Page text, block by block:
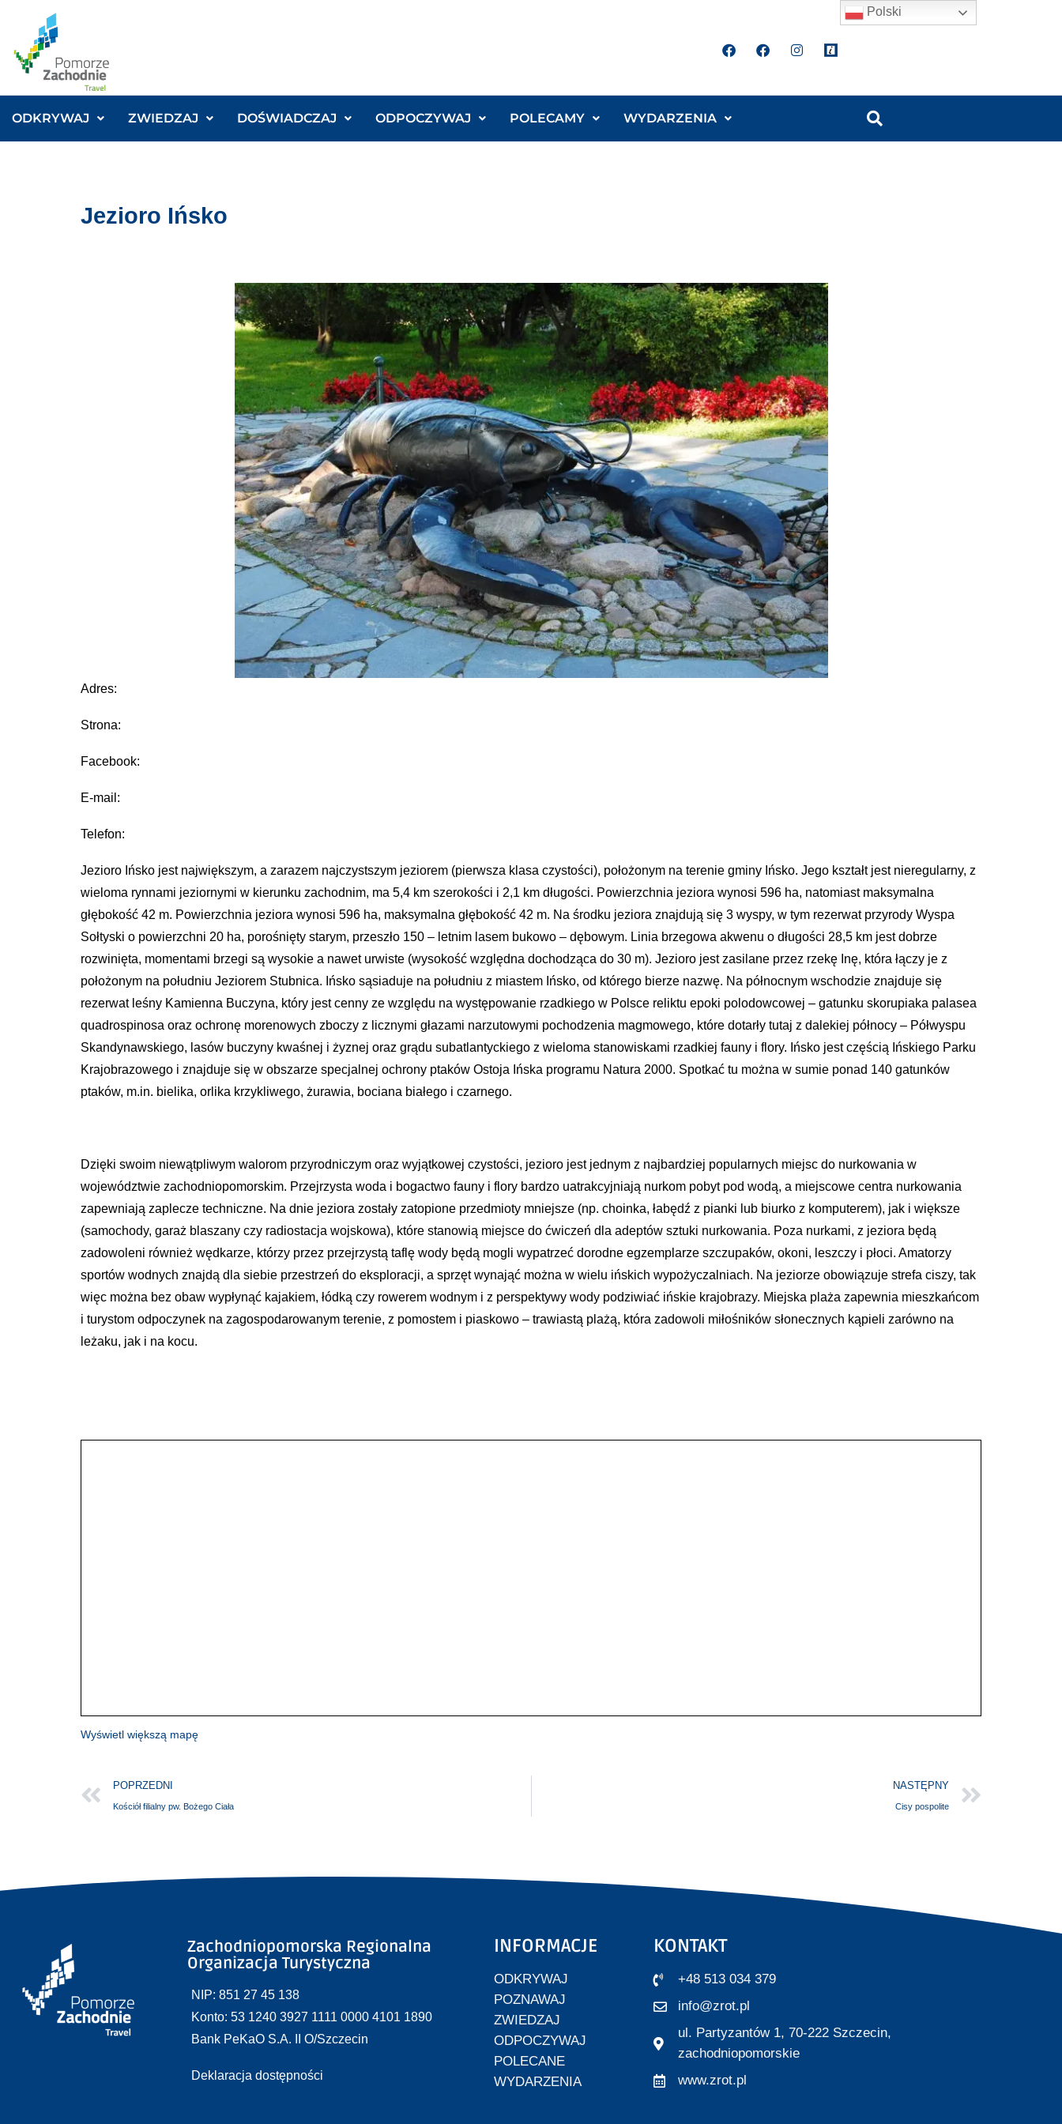
ODKRYWAJ ZWIEDZAJ DOŚWIADCZAJ ODPOCZYWAJ POLECAMY WYDARZENIA
Jezioro Ińsko
Adres:
Strona:
Facebook:
E-mail:
Telefon:
Jezioro Ińsko jest największym, a zarazem najczystszym jeziorem (pierwsza klasa czystości), położonym na terenie gminy Ińsko. Jego kształt jest nieregularny, z
wieloma rynnami jeziornymi w kierunku zachodnim, ma 5,4 km szerokości i 2,1 km długości. Powierzchnia jeziora wynosi 596 ha, natomiast maksymalna
głębokość 42 m. Powierzchnia jeziora wynosi 596 ha, maksymalna głębokość 42 m. Na środku jeziora znajdują się 3 wyspy, w tym rezerwat przyrody Wyspa
Sołtyski o powierzchni 20 ha, porośnięty starym, przeszło 150 – letnim lasem bukowo – dębowym. Linia brzegowa akwenu o długości 28,5 km jest dobrze
rozwinięta, momentami brzegi są wysokie a nawet urwiste (wysokość względna dochodząca do 30 m). Jezioro jest zasilane przez rzekę Inę, która łączy je z
położonym na południu Jeziorem Stubnica. Ińsko sąsiaduje na południu z miastem Ińsko, od którego bierze nazwę. Na północnym wschodzie znajduje się
rezerwat leśny Kamienna Buczyna, który jest cenny ze względu na występowanie rzadkiego w Polsce reliktu epoki polodowcowej – gatunku skorupiaka palasea
quadrospinosa oraz ochronę morenowych zboczy z licznymi głazami narzutowymi pochodzenia magmowego, które dotarły tutaj z dalekiej północy – Półwyspu
Skandynawskiego, lasów buczyny kwaśnej i żyznej oraz grądu subatlantyckiego z wieloma stanowiskami rzadkiej fauny i flory. Ińsko jest częścią Ińskiego Parku
Krajobrazowego i znajduje się w obszarze specjalnej ochrony ptaków Ostoja Ińska programu Natura 2000. Spotkać tu można w sumie ponad 140 gatunków
ptaków, m.in. bielika, orlika krzykliwego, żurawia, bociana białego i czarnego.
Dzięki swoim niewątpliwym walorom przyrodniczym oraz wyjątkowej czystości, jezioro jest jednym z najbardziej popularnych miejsc do nurkowania w
województwie zachodniopomorskim. Przejrzysta woda i bogactwo fauny i flory bardzo uatrakcyjniają nurkom pobyt pod wodą, a miejscowe centra nurkowania
zapewniają zaplecze techniczne. Na dnie jeziora zostały zatopione przedmioty mniejsze (np. choinka, łabędź z pianki lub biurko z komputerem), jak i większe
(samochody, garaż blaszany czy radiostacja wojskowa), które stanowią miejsce do ćwiczeń dla adeptów sztuki nurkowania. Poza nurkami, z jeziora będą
zadowoleni również wędkarze, którzy przez przejrzystą taflę wody będą mogli wypatrzeć dorodne egzemplarze szczupaków, okoni, leszczy i płoci. Amatorzy
sportów wodnych znajdą dla siebie przestrzeń do eksploracji, a sprzęt wynająć można w wielu ińskich wypożyczalniach. Na jeziorze obowiązuje strefa ciszy, tak
więc można bez obaw wypłynąć kajakiem, łódką czy rowerem wodnym i z perspektywy wody podziwiać ińskie krajobrazy. Miejska plaża zapewnia mieszkańcom
i turystom odpoczynek na zagospodarowanym terenie, z pomostem i piaskowo – trawiastą plażą, która zadowoli miłośników słonecznych kąpieli zarówno na
leżaku, jak i na kocu.
Wyświetl większą mapę
POPRZEDNI
Kościół filialny pw. Bożego Ciała
NASTĘPNY
Cisy pospolite
Zachodniopomorska Regionalna
Organizacja Turystyczna
NIP: 851 27 45 138
Konto: 53 1240 3927 1111 0000 4101 1890
Bank PeKaO S.A. II O/Szczecin
Deklaracja dostępności
INFORMACJE
ODKRYWAJ
POZNAWAJ
ZWIEDZAJ
ODPOCZYWAJ
POLECANE
WYDARZENIA
KONTAKT
+48 513 034 379
info@zrot.pl
ul. Partyzantów 1, 70-222 Szczecin,
zachodniopomorskie
www.zrot.pl
Polski